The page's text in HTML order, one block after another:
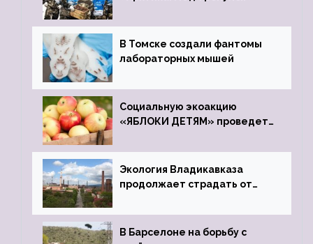
В Томске создали фантомы
лабораторных мышей
Социальную экоакцию
«ЯБЛОКИ ДЕТЯМ» проведет
Экология Владикавказа
продолжает страдать от
В Барселоне на борьбу с